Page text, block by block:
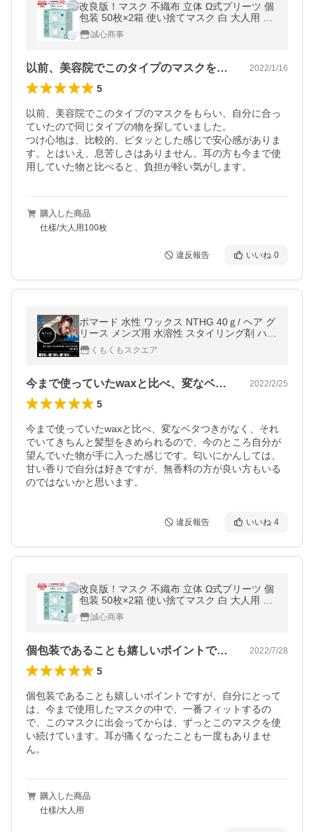
改良版！マスク 不織布 立体 Ω式プリーツ 個
包装 50枚×2箱 使い捨てマスク 白 大人用 耳
が痛くならない マスク 男女兼用 6mm平ゴム
花粉対策 飛沫防止 超快適
誠心商事
以前、美容院でこのタイプのマスクをもら… 2022/1/16
5
以前、美容院でこのタイプのマスクをもらい、自分に合っ
ていたので同じタイプの物を探していました。
つけ心地は、比較的、ピタッとした感じで安心感がありま
す。とはいえ、息苦しさはありません。耳の方も今まで使
用していた物と比べると、負担が軽い気がします。
購入した商品
仕樣/大人用100枚
違反報告 いいね 0
ポマード 水性 ワックス NTHG 40ｇ/ ヘア グ
リース メンズ用 水溶性 スタイリング剤 ハー
ド +lt3+ tg_smc
くもくもスクエア
今まで使っていたwaxと比べ、変なベタ… 2022/2/25
5
今まで使っていたwaxと比べ、変なベタつきがなく、それ
でいてきちんと髪型をきめられるので、今のところ自分が
望んでいた物が手に入った感じです。匂いにかんしては、
甘い香りで自分は好きですが、無香料の方が良い方もいる
のではないかと思います。
違反報告 いいね 4
改良版！マスク 不織布 立体 Ω式プリーツ 個
包装 50枚×2箱 使い捨てマスク 白 大人用 耳
が痛くならない マスク 男女兼用 6mm平ゴム
花粉対策 飛沫防止 超快適
誠心商事
個包装であることも嬉しいポイントですが… 2022/7/28
5
個包装であることも嬉しいポイントですが、自分にとって
は、今まで使用したマスクの中で、一番フィットするの
で、このマスクに出会ってからは、ずっとこのマスクを使
い続けています。耳が痛くなったことも一度もありませ
ん。
購入した商品
仕樣/大人用